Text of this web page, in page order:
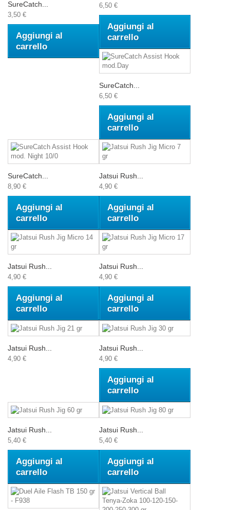
SureCatch...
3,50 €
Aggiungi al
carrello
6,50 €
Aggiungi al
carrello
SureCatch...
6,50 €
Aggiungi al
carrello
SureCatch...
8,90 €
Aggiungi al
carrello
Jatsui Rush...
4,90 €
Aggiungi al
carrello
Jatsui Rush...
4,90 €
Aggiungi al
carrello
Jatsui Rush...
4,90 €
Aggiungi al
carrello
Jatsui Rush...
4,90 €
Jatsui Rush...
4,90 €
Aggiungi al
carrello
Jatsui Rush...
5,40 €
Aggiungi al
carrello
Jatsui Rush...
5,40 €
Aggiungi al
carrello